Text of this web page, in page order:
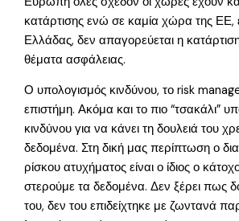
κατάρτισης ενώ σε καμία χώρα της ΕΕ,
Ελλάδας, δεν απαγορεύεται η
θέματα ασφάλειας.
Ο υπολογισμός κινδύνου, το risk
επιστήμη. Ακόμα και το πιο “τσακάλι”
κινδύνου για να κάνει τη δουλειά του
δεδομένα. Στη δική μας περίπτωση ο
ρίσκου ατυχήματος είναι ο ίδιος ο
στερούμε τα δεδομένα. Δεν ξέρει πως
του, δεν του επιδείχτηκε με ζωντανά